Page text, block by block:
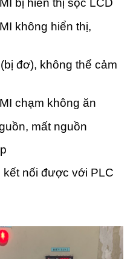
bị hiển thị sọc LCD
không hiển thị,
đơ), không thể cảm
chạm không ăn
mất nguồn
kết nối được với PLC